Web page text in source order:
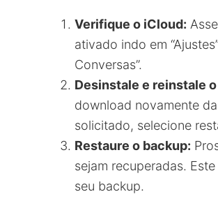
Verifique o iCloud:
ativado indo em
Conversas”.
Desinstale e reinstale
download novamente
solicitado, selecione
Restaure o backup:
sejam recuperadas.
seu backup.